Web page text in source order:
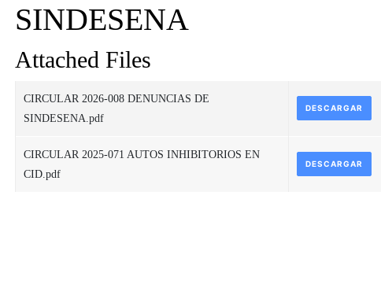
SINDESENA
Attached Files
CIRCULAR 2026-008 DENUNCIAS DE
SINDESENA.pdf
DESCARGAR
CIRCULAR 2025-071 AUTOS INHIBITORIOS EN
CID.pdf
DESCARGAR